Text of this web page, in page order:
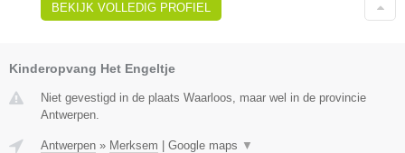
BEKIJK VOLLEDIG PROFIEL
Kinderopvang Het Engeltje
Niet gevestigd in de plaats Waarloos, maar wel in de provincie
Antwerpen.
Antwerpen » Merksem Google maps ▼